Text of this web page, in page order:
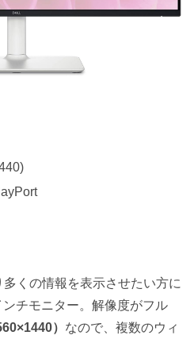
くの情報を表示させたい方に
チモニター。解像度がフル
） なので、複数のウィ